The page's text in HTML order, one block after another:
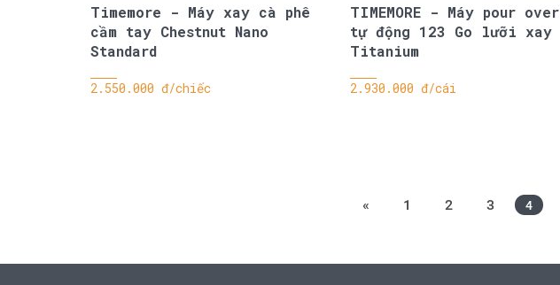
Timemore - Máy xay cà phê
cầm tay Chestnut Nano
Standard
2.550.000 đ/chiếc
TIMEMORE - Máy pour over
tự động 123 Go lưỡi xay
Titanium
2.930.000 đ/cái
« 1 2 3 4